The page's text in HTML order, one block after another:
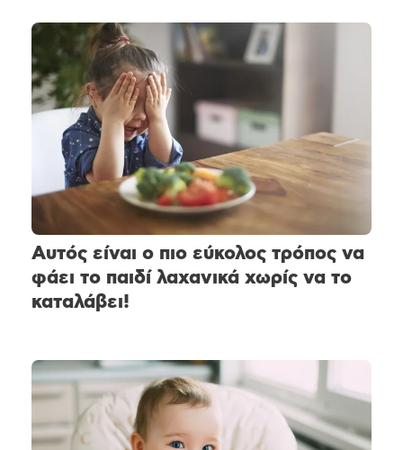
Αυτός είναι ο πιο εύκολος τρόπος να
φάει το παιδί λαχανικά χωρίς να το
καταλάβει!